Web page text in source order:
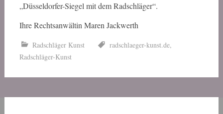
„Düsseldorfer-Siegel mit dem Radschläger“.
Ihre Rechtsanwältin Maren Jackwerth
Radschläger Kunst radschlaeger-kunst.de,
Radschläger-Kunst